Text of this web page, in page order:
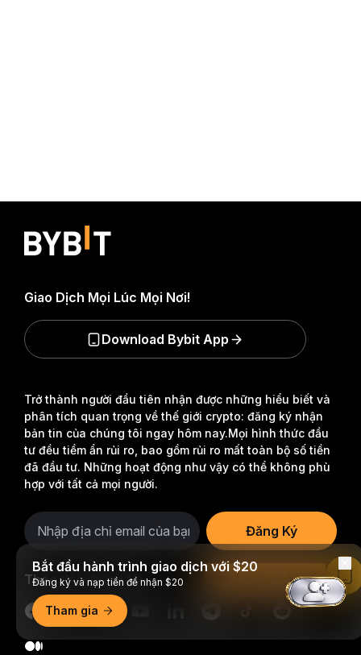
Trở thành người đầu tiên nhận được những hiểu biết và
phân tích quan trọng về thế giới crypto: đăng ký nhận
bản tin của chúng tôi ngay hôm nay.Mọi hình thức đầu
tư đều tiềm ẩn rủi ro, bao gồm rủi ro mất toàn bộ số tiền
đã đầu tư. Những hoạt động như vậy có thể không phù
hợp với tất cả mọi người.
Đăng Ký
Theo dõi chúng tôi
Giao Dịch Mọi Lúc Mọi Nơi!
Download Bybit App
Bắt đầu hành trình giao dịch với $20
Đăng ký và nạp tiền để nhận $20
Tham gia
Đọc Trên Bybit App